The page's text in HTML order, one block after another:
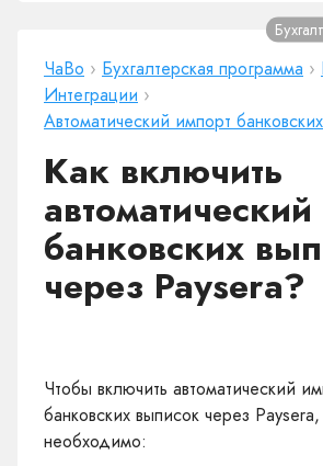
ЧаВо › Бухгалтерская программа ›
Интеграции ›
Автоматический импорт
Как включить
банковских
через Paysera?
Чтобы включить автоматический
банковских выписок через
необходимо: